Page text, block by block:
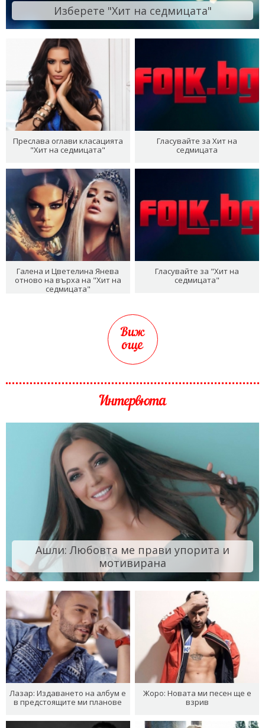
Изберете "Хит на седмицата"
Преслава оглави класацията
"Хит на седмицата"
Гласувайте за Хит на
седмицата
Галена и Цветелина Янева
отново на върха на "Хит на
седмицата"
Гласувайте за "Хит на
седмицата"
Виж
още
Интервюта
Ашли: Любовта ме прави упорита и
мотивирана
Лазар: Издаването на албум е
в предстоящите ми планове
Жоро: Новата ми песен ще е
взрив